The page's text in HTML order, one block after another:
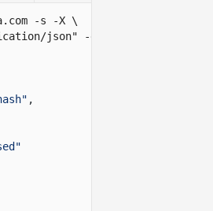
-s -X \
json" -d '
,